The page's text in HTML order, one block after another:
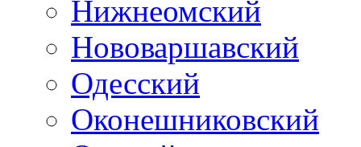
Нижнеомский
Нововаршавский
Одесский
Оконешниковский